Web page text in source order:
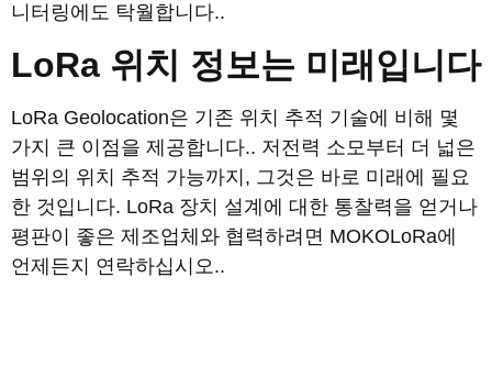
니터링에도 탁월합니다..
LoRa 위치 정보는 미래입니다
LoRa Geolocation은 기존 위치 추적 기술에 비해 몇
가지 큰 이점을 제공합니다.. 저전력 소모부터 더 넓은
범위의 위치 추적 가능까지, 그것은 바로 미래에 필요
한 것입니다. LoRa 장치 설계에 대한 통찰력을 얻거나
평판이 좋은 제조업체와 협력하려면 MOKOLoRa에
언제든지 연락하십시오..